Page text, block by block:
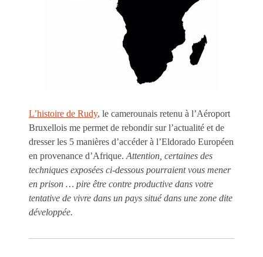
L’histoire de Rudy, le camerounais retenu à l’Aéroport
Bruxellois me permet de rebondir sur l’actualité et de
dresser les 5 manières d’accéder à l’Eldorado Européen
en provenance d’Afrique. Attention, certaines des
techniques exposées ci-dessous pourraient vous mener
en prison … pire être contre productive dans votre
tentative de vivre dans un pays situé dans une zone dite
développée.